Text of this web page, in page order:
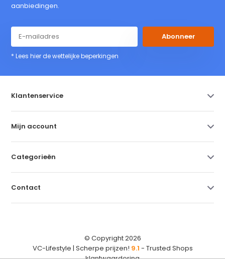
aanbiedingen.
Abonneer
* Lees hier de wettelijke beperkingen
Klantenservice
Mijn account
Categorieën
Contact
© Copyright 2026
VC-Lifestyle | Scherpe prijzen! 9.1 - Trusted Shops